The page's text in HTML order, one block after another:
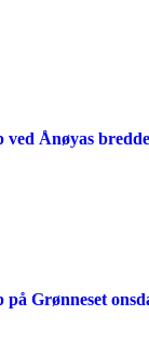
ved Ånøyas
Grønneset